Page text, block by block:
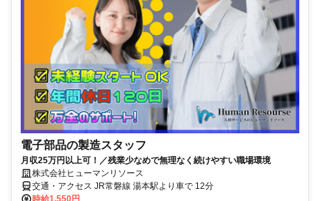
電子部品の製造スタッフ
月収25万円以上可！／残業少なめで無理なく続けやすい職場環境
株式会社ヒューマンリソース
交通・アクセス JR常磐線 湯本駅より車で 12分